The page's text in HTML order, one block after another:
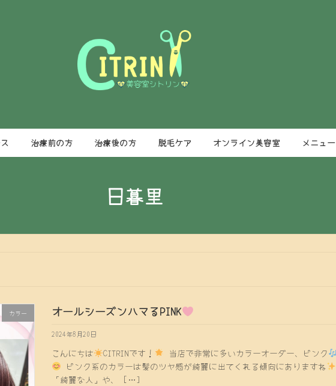
治療前の方 治療後の方 脱毛ケア オンライン美容室 メニュー
日暮里
カラー オールシーズンハマるPINK
2024年8月20日
こんにちは CITRINです！ 当店で非常に多いカラーオーダー、ピンク
ピンク系のカラーは髪のツヤ感が綺麗に出てくれる傾向にありますね
「綺麗な人」や、 […]